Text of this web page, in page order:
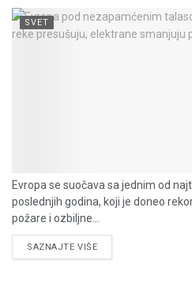
SVET
Evropa se suočava sa jednim od
poslednjih godina, koji je doneo
požare i ozbiljne...
SAZNAJTE VIŠEDETAILS